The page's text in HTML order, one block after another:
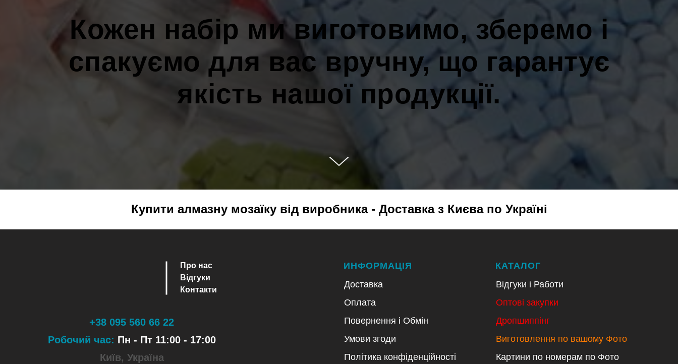
Кожен набір ми виготовимо, зберемо і
спакуємо для вас вручну, що гарантує
якість нашої продукції.
Купити алмазну мозаїку від виробника - Доставка з Києва по Україні
ИНФОРМАЦІЯ
Доставка
Оплата
Повернення і Обмін
Умови згоди
Політика конфіденційності
КАТАЛОГ
Відгуки і Работи
Оптові закупки
Дропшиппінг
Виготовлення по вашому Фото
Картини по номерам по Фото
+38 095 560 66 22
Робочий час: Пн - Пт 11:00 - 17:00
Київ, Україна
Про нас
Відгуки
Контакти